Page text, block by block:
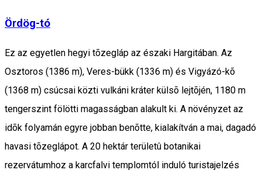
Ördög-tó
Ez az egyetlen hegyi tõzegláp az északi Hargitában. Az
Osztoros (1386 m), Veres-bükk (1336 m) és Vigyázó-kõ
(1368 m) csúcsai közti vulkáni kráter külsõ lejtõjén, 1180 m
tengerszint fölötti magasságban alakult ki. A növényzet az
idõk folyamán egyre jobban benõtte, kialakítván a mai, dagadó
havasi tõzeglápot. A 20 hektár területû botanikai
rezervátumhoz a karcfalvi templomtól induló turistajelzés